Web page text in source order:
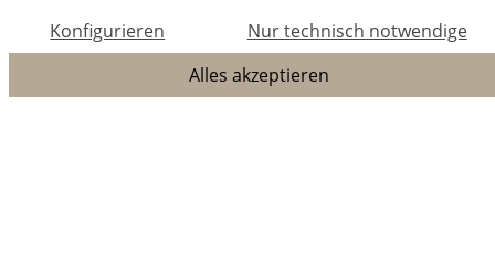
Nur technisch notwendige
Konfigurieren
Alles akzeptieren